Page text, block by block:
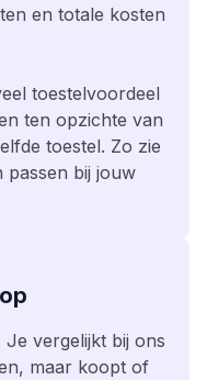
en totale kosten
toestelvoordeel
ten opzichte van
toestel. Zo zie
passen bij jouw
vergelijkt bij ons
maar koopt of